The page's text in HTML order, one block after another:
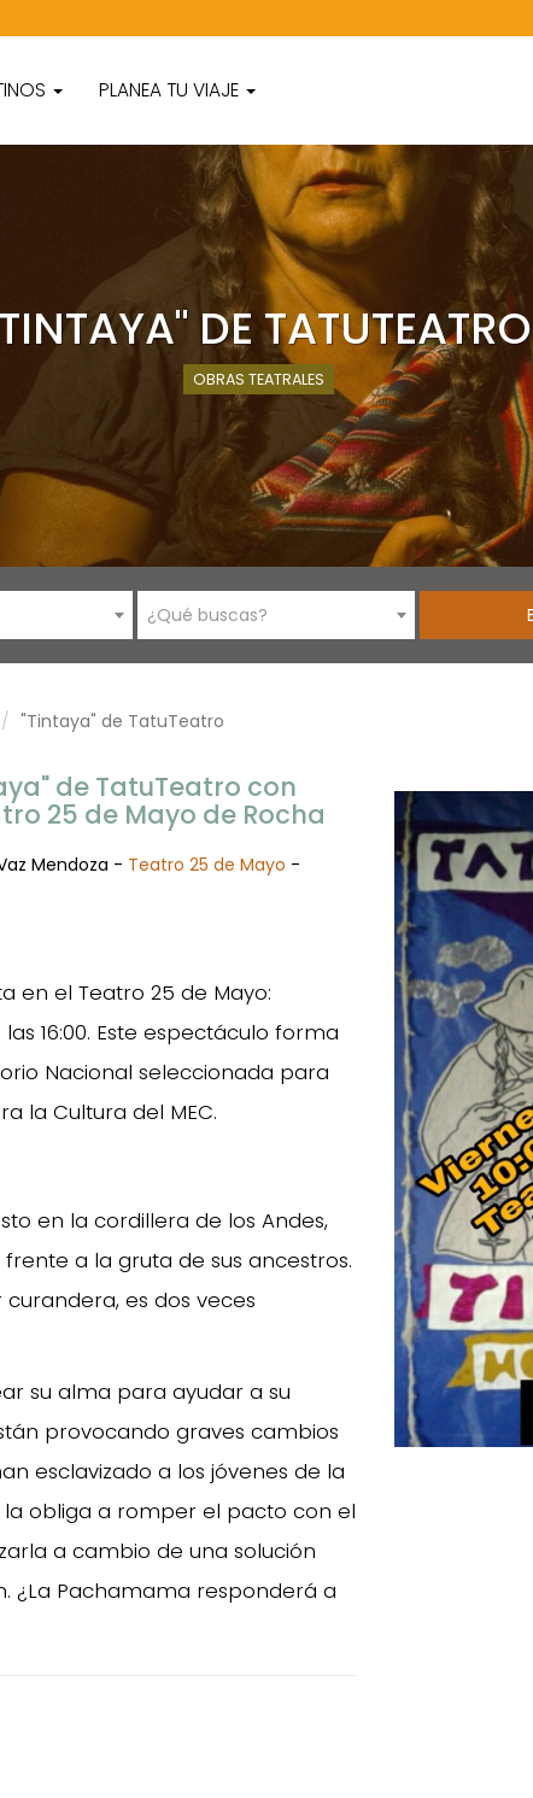
PLANEA TU VIAJE
DE TATUTEATRO
OBRAS TEATRALES
¿Qué buscas?
"Tintaya" de TatuTeatro
de TatuTeatro con
25 de Mayo de Rocha
Mendoza - Teatro 25 de Mayo -
en el Teatro 25 de Mayo:
16:00. Este espectáculo forma
Nacional seleccionada para
la Cultura del MEC.
en la cordillera de los Andes,
a la gruta de sus ancestros.
es dos veces
su alma para ayudar a su
provocando graves cambios
esclavizado a los jóvenes de la
la obliga a romper el pacto con el
a cambio de una solución
¿La Pachamama responderá a